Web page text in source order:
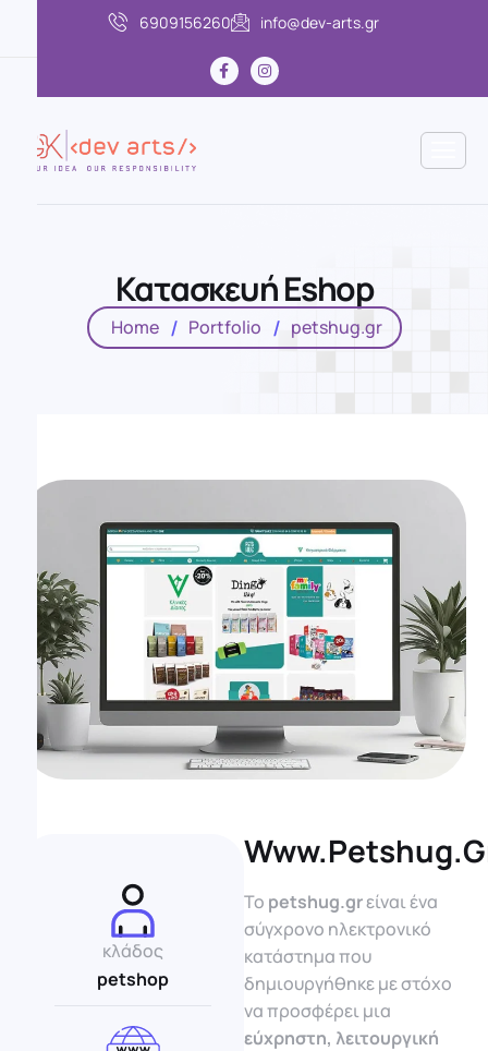
6909156260 info@dev-arts.gr
ΚατασκευήEshop
Home Portfolio petshug.gr
petshop
κλάδος
Το petshug.grείναι ένα
σύγχρονο ηλεκτρονικό
κατάστημα που
δημιουργήθηκε με στόχο
να προσφέρει μια
εύχρηστη, λειτουργική